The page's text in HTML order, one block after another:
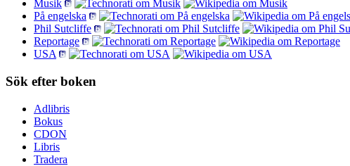
Musik
På engelska
Phil Sutcliffe
Reportage
USA
Sök efter boken
Adlibris
Bokus
CDON
Libris
Tradera